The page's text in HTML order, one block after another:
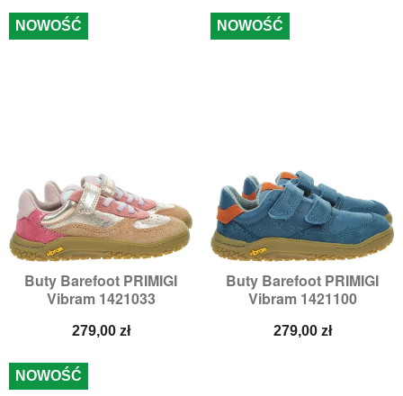
Buty Barefoot PRIMIGI
Vibram 1421033
Cena
279,00 zł
NOWOŚĆ
Buty Barefoot PRIMIGI
Vibram 1421100
Cena
279,00 zł
NOWOŚĆ
NOWOŚĆ